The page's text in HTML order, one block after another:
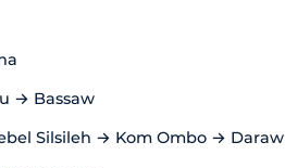
→ Bassaw
Silsileh → Kom Ombo → Daraw